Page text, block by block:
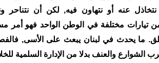
نتخاذل عنه أو نتهاون فيه, لكن أن نتناحر
تيارات مختلفة في الوطن الواحد فهو أمر
ما يحدث في لبنان يبعث على الأسى,
الشوارع والعنف بدلا من الإدارة السلمية